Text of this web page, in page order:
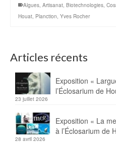
Algues Artisanat Biotechnologies
Houat Planction Yves Rocher
Articles récents
Exposition «
l’Éclosarium de
23 juillet 2026
Exposition « La
à l’Éclosarium de
28 avril 2026